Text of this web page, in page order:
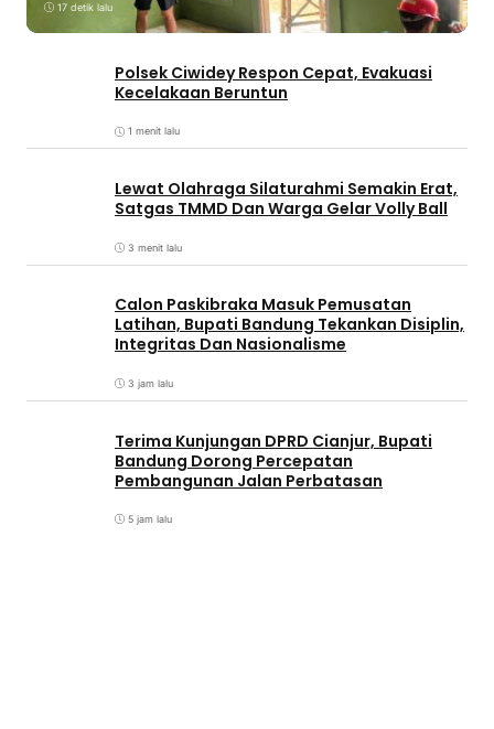
17 detik lalu
Polsek Ciwidey Respon Cepat, Evakuasi
Kecelakaan Beruntun
1 menit lalu
Lewat Olahraga Silaturahmi Semakin Erat,
Satgas TMMD Dan Warga Gelar Volly Ball
3 menit lalu
Calon Paskibraka Masuk Pemusatan
Latihan, Bupati Bandung Tekankan Disiplin,
Integritas Dan Nasionalisme
3 jam lalu
Terima Kunjungan DPRD Cianjur, Bupati
Bandung Dorong Percepatan
Pembangunan Jalan Perbatasan
5 jam lalu